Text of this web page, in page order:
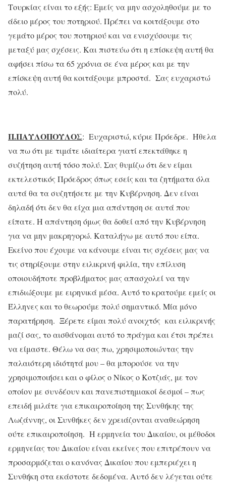
Τουρκίας είναι το εξής: Εμείς να μην ασχοληθούμε με το
άδειο μέρος του ποτηριού. Πρέπει να κοιτάξουμε στο
γεμάτο μέρος του ποτηριού και να ενισχύσουμε τις
μεταξύ μας σχέσεις. Και πιστεύω ότι η επίσκεψη αυτή θα
αφήσει πίσω τα 65 χρόνια σε ένα μέρος και με την
επίσκεψη αυτή θα κοιτάξουμε μπροστά. Σας ευχαριστώ
πολύ.
Π.ΠΑΥΛΟΠΟΥΛΟΣ: Ευχαριστώ, κύριε Πρόεδρε. Ήθελα
να πω ότι με τιμάτε ιδιαίτερα γιατί επεκτάθηκε η
συζήτηση αυτή τόσο πολύ. Σας θυμίζω ότι δεν είμαι
εκτελεστικός Πρόεδρος όπως εσείς και τα ζητήματα όλα
αυτά θα τα συζητήσετε με την Κυβέρνηση. Δεν είναι
δηλαδή ότι δεν θα είχα μια απάντηση σε αυτά που
είπατε. Η απάντηση όμως θα δοθεί από την Κυβέρνηση
για να μην μακρηγορώ. Καταλήγω με αυτό που είπα.
Εκείνο που έχουμε να κάνουμε είναι τις σχέσεις μας να
τις στηρίξουμε στην ειλικρινή φιλία, την επίλυση
οποιουδήποτε προβλήματος μας απασχολεί να την
επιδιώξουμε με ειρηνικά μέσα. Αυτό το κρατούμε εμείς οι
Έλληνες και το θεωρούμε πολύ σημαντικό. Μία μόνο
παρατήρηση. Ξέρετε είμαι πολύ ανοιχτός και ειλικρινής
μαζί σας, το αισθάνομαι αυτό το πράγμα και έτσι πρέπει
να είμαστε. Θέλω να σας πω, χρησιμοποιώντας την
παλαιότερη ιδιότητά μου – θα μπορούσε να την
χρησιμοποιήσει και ο φίλος ο Νίκος ο Κοτζιάς, με τον
οποίον με συνδέουν και πανεπιστημιακοί δεσμοί – πως
επειδή μιλάτε για επικαιροποίηση της Συνθήκης της
Λωζάννης, οι Συνθήκες δεν χρειάζονται αναθεώρηση
ούτε επικαιροποίηση. Η ερμηνεία του Δικαίου, οι μέθοδοι
ερμηνείας του Δικαίου είναι εκείνες που επιτρέπουν να
προσαρμόζεται ο κανόνας Δικαίου που εμπεριέχει η
Συνθήκη στα εκάστοτε δεδομένα. Αυτό δεν λέγεται ούτε